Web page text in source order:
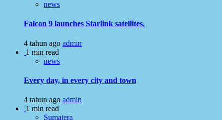
news
Falcon 9 launches Starlink satellites.
4 tahun ago admin
1 min read
news
Every day, in every city and town
4 tahun ago admin
1 min read
Sumatera